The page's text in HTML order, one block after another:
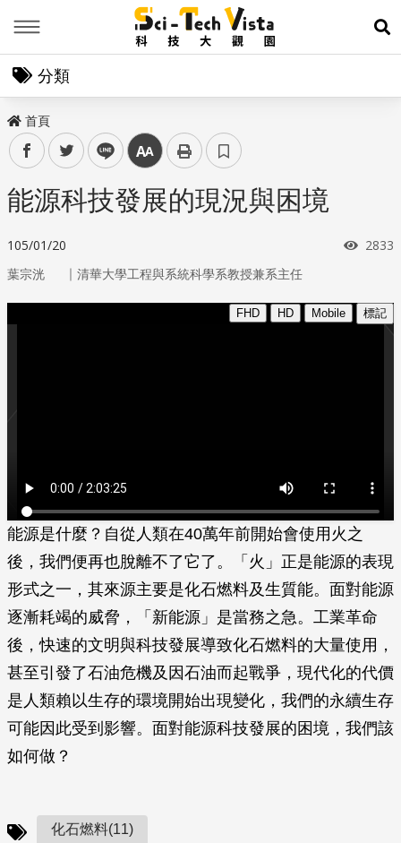
展
分類
首頁
facebooktwitter line 中
能源科技發展的現況與困境
105/01/20 瀏覽
2833
葉宗洸 ｜ 清華大學工程與系統科學系教授兼系主任
能源是什麼？自從人類在40萬年前開始會使用火之
後，我們便再也脫離不了它了。「火」正是能源的表現
形式之一，其來源主要是化石燃料及生質能。面對能源
逐漸耗竭的威脅，「新能源」是當務之急。工業革命
後，快速的文明與科技發展導致化石燃料的大量使用，
甚至引發了石油危機及因石油而起戰爭，現代化的代價
是人類賴以生存的環境開始出現變化，我們的永續生存
可能因此受到影響。面對能源科技發展的困境，我們該
如何做？
化石燃料(11)